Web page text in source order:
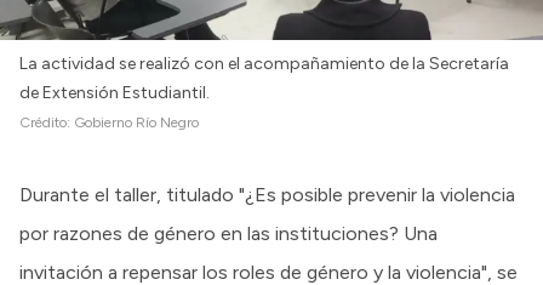
La actividad se realizó con el acompañamiento de la Secretaría
de Extensión Estudiantil.
Crédito: Gobierno Río Negro
Durante el taller, titulado "¿Es posible prevenir la violencia
por razones de género en las instituciones? Una
invitación a repensar los roles de género y la violencia", se